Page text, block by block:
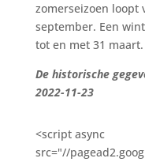
zomerseizoen loopt
september. Een
tot en met 31 maart.
De historische
2022-11-23
<script async
src="//